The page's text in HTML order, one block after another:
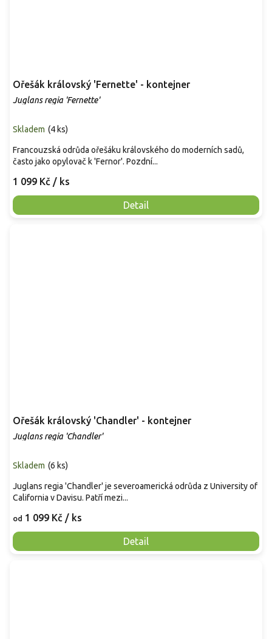
Ořešák královský 'Fernette' - kontejner
Juglans regia 'Fernette'
Skladem (4 ks)
1 099 Kč / ks
Detail
Francouzská odrůda ořešáku královského do moderních sadů,
často jako opylovač k 'Fernor'. Pozdní...
Ořešák královský 'Chandler' - kontejner
Juglans regia 'Chandler'
Skladem (6 ks)
od 1 099 Kč / ks
Detail
Juglans regia 'Chandler' je severoamerická odrůda z University of
California v Davisu. Patří mezi...